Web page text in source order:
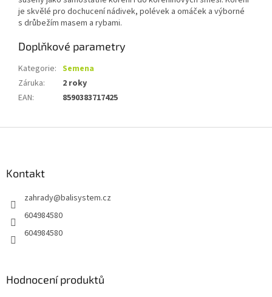
je skvělé pro dochucení nádivek, polévek a omáček a výborné
s drůbežím masem a rybami.
Doplňkové parametry
Kategorie: Semena
Záruka:
2 roky
EAN: 8590383717425
Kontakt
zahrady@balisystem.cz
604984580
604984580
Hodnocení produktů